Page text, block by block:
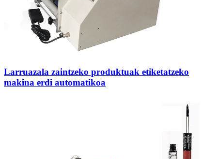
Larruazala zaintzeko produktuak etiketatzeko
makina erdi automatikoa